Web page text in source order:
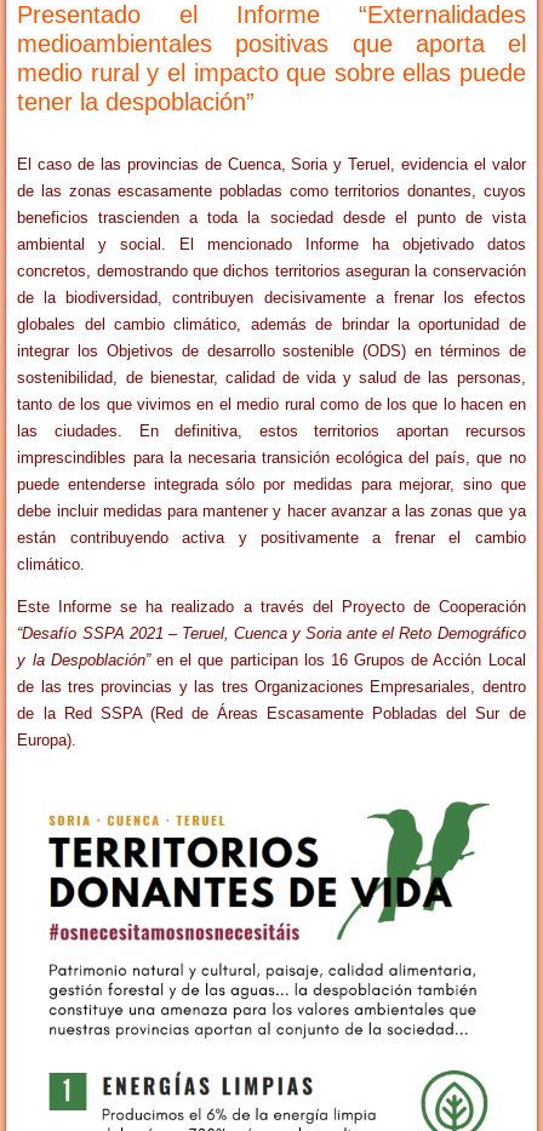
Presentado el Informe “Externalidades
medioambientales positivas que aporta el
medio rural y el impacto que sobre ellas puede
tener la despoblación”
El caso de las provincias de Cuenca, Soria y Teruel, evidencia el valor
de las zonas escasamente pobladas como territorios donantes, cuyos
beneficios trascienden a toda la sociedad desde el punto de vista
ambiental y social. El mencionado Informe ha objetivado datos
concretos, demostrando que dichos territorios aseguran la conservación
de la biodiversidad, contribuyen decisivamente a frenar los efectos
globales del cambio climático, además de brindar la oportunidad de
integrar los Objetivos de desarrollo sostenible (ODS) en términos de
sostenibilidad, de bienestar, calidad de vida y salud de las personas,
tanto de los que vivimos en el medio rural como de los que lo hacen en
las ciudades. En definitiva, estos territorios aportan recursos
imprescindibles para la necesaria transición ecológica del país, que no
puede entenderse integrada sólo por medidas para mejorar, sino que
debe incluir medidas para mantener y hacer avanzar a las zonas que ya
están contribuyendo activa y positivamente a frenar el cambio
climático.
Este Informe se ha realizado a través del Proyecto de Cooperación
“Desafío SSPA 2021 – Teruel, Cuenca y Soria ante el Reto Demográfico
y la Despoblación”en el que participan los 16 Grupos de Acción Local
de las tres provincias y las tres Organizaciones Empresariales, dentro
de la Red SSPA (Red de Áreas Escasamente Pobladas del Sur de
Europa).